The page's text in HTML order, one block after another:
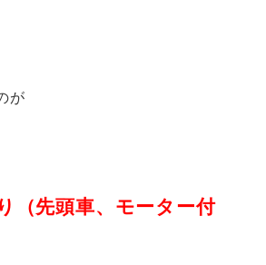
が
（先頭車、モーター付